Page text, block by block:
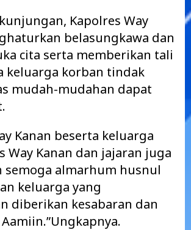
Kapolres Way
belasungkawa dan
cita serta memberikan tali
keluarga korban tindak
mudah-mudahan dapat
Kanan beserta keluarga
Way Kanan dan jajaran juga
semoga almarhum husnul
keluarga yang
diberikan kesabaran dan